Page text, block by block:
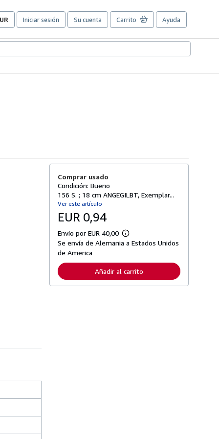
Iniciar sesión Su cuenta Carrito Ayuda
Comprar usado
Condición: Bueno
156 S. ; 18 cm ANGEGILBT, Exemplar...
Ver este artículo
EUR 0,94
Envío por EUR 40,00
M
á
f
o
r
Se envía de Alemania a Estados Unidos
de America
Añadir al carrito